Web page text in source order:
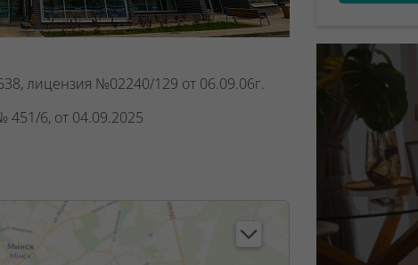
лицензия №02240/129 от 06.09.06г.
451/6, от 04.09.2025